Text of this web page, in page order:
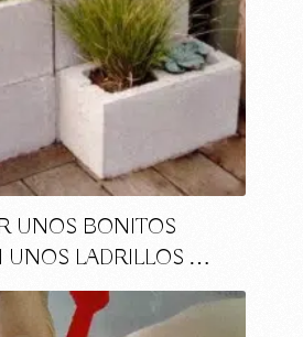
UNOS BONITOS
UNOS LADRILLOS …